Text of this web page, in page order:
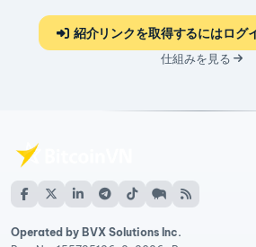
紹介リンクを取得するにはログ
仕組みを見る
Operated by BVX Solutions Inc.